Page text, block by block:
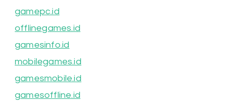
gamepc.id
offlinegames.id
gamesinfo.id
mobilegames.id
gamesmobile.id
gamesoffline.id